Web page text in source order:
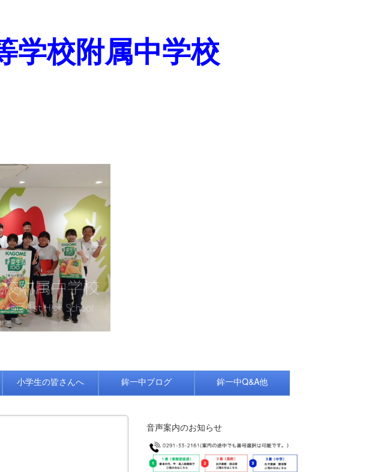
学校附属中学校
小学生の皆さんへ 鉾一中ブログ 鉾一中Q&A他
音声案内のお知らせ